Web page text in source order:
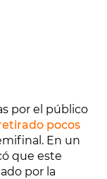
por el público
pocos
En un
que este
por la